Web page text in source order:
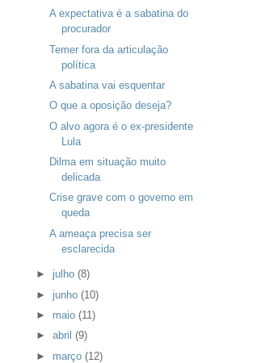
A expectativa é a sabatina do
procurador
Temer fora da articulação
política
A sabatina vai esquentar
O que a oposição deseja?
O alvo agora é o ex-presidente
Lula
Dilma em situação muito
delicada
Crise grave com o governo em
queda
A ameaça precisa ser
esclarecida
► julho(8)
► junho(10)
► maio(11)
►abril(9)
► março(12)